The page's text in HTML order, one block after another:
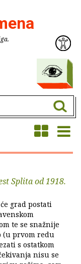
Splita od 1918.
grad postati
te se snažnije
prvom redu
s ostatkom
nisu se